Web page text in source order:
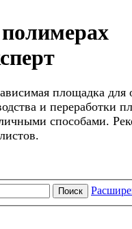
площадка для
и переработки
способами.
Поиск